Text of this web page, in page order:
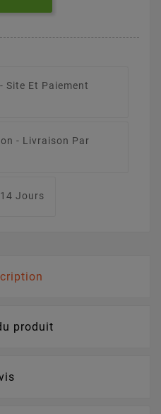
Site Et Paiement
- Livraison Par
14 Jours
produit